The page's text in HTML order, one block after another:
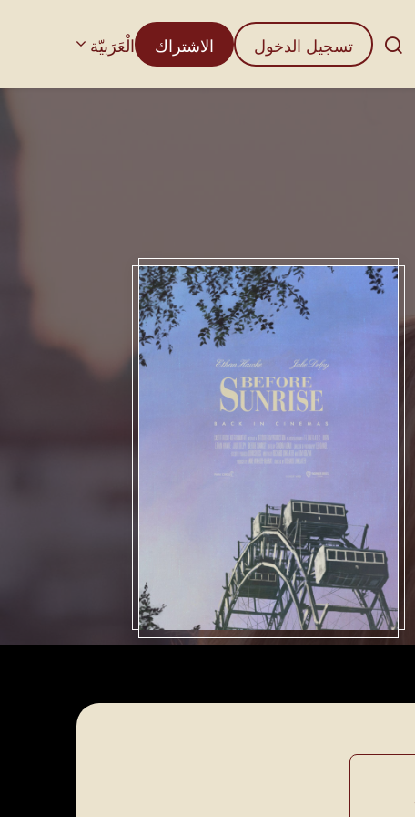
تسجيل الدخول الاشتراك الْعَرَبيّة